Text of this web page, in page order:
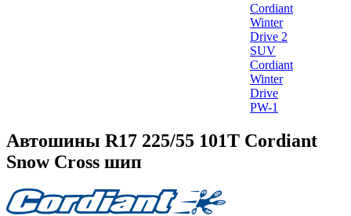
Cordiant
Winter
Drive 2
SUV
Cordiant
Winter
Drive
PW-1
Автошины R17 225/55 101T Cordiant
Snow Cross шип